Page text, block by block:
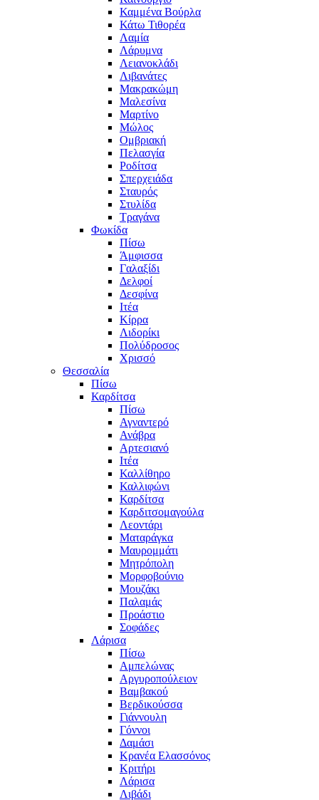
Καμμένα Βούρλα
Κάτω Τιθορέα
Λαμία
Λάρυμνα
Λειανοκλάδι
Λιβανάτες
Μακρακώμη
Μαλεσίνα
Μαρτίνο
Μώλος
Ομβριακή
Πελασγία
Ροδίτσα
Σπερχειάδα
Σταυρός
Στυλίδα
Τραγάνα
Φωκίδα
Πίσω
Άμφισσα
Γαλαξίδι
Δελφοί
Δεσφίνα
Ιτέα
Κίρρα
Λιδορίκι
Πολύδροσος
Χρισσό
Θεσσαλία
Πίσω
Καρδίτσα
Πίσω
Αγναντερό
Ανάβρα
Αρτεσιανό
Ιτέα
Καλλίθηρο
Καλλιφώνι
Καρδίτσα
Καρδιτσομαγούλα
Λεοντάρι
Ματαράγκα
Μαυρομμάτι
Μητρόπολη
Μορφοβούνιο
Μουζάκι
Παλαμάς
Προάστιο
Σοφάδες
Λάρισα
Πίσω
Αμπελώνας
Αργυροπούλειον
Βαμβακού
Βερδικούσσα
Γιάννουλη
Γόννοι
Δαμάσι
Κρανέα Ελασσόνος
Κριτήρι
Λάρισα
Λιβάδι